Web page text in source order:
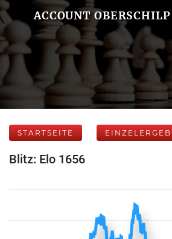
ACCOUNT OBERSCHILP
STARTSEITE
Blitz: Elo 1656